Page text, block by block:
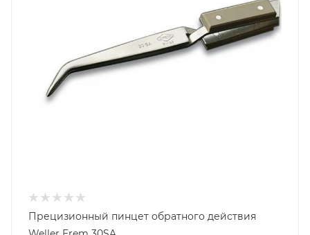
Прецизионный пинцет обратного действия